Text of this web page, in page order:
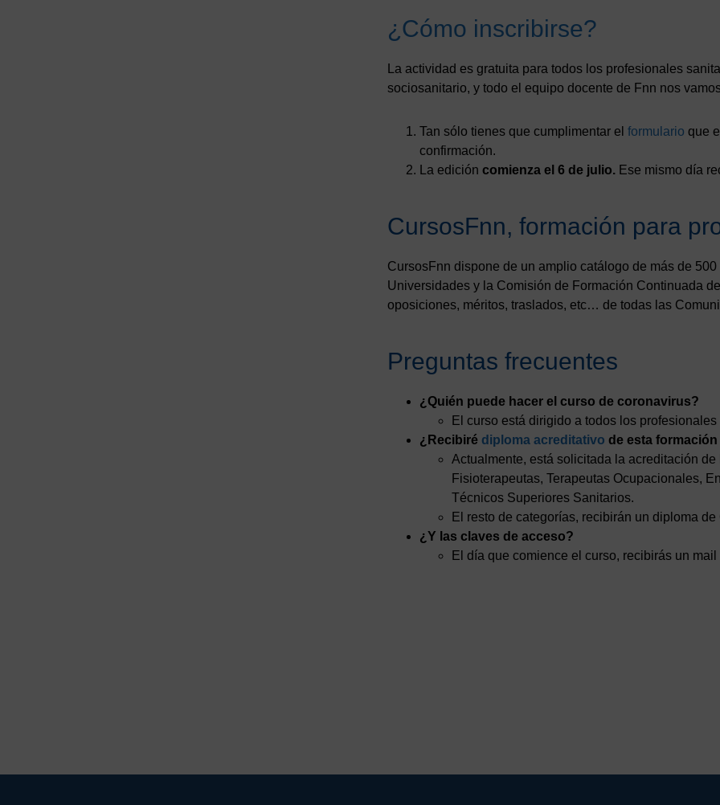
¿Cómo inscribirse?
La actividad es gratuita para todos los profesionales
sociosanitario, y todo el equipo docente de Fnn nos
Tan sólo tienes que cumplimentar el formulario que
confirmación.
La edición comienza el 6 de julio. Ese mismo día
CursosFnn, formación para
CursosFnn dispone de un amplio catálogo de más de
Universidades y la Comisión de Formación Continuada
oposiciones, méritos, traslados, etc… de todas las
Preguntas frecuentes
¿Quién puede hacer el curso de coronavirus?
El curso está dirigido a todos los profesionales
¿Recibiré diploma acreditativo de esta formación
Actualmente, está solicitada la acreditación
Fisioterapeutas, Terapeutas Ocupacionales,
Técnicos Superiores Sanitarios.
El resto de categorías, recibirán un diploma de
¿Y las claves de acceso?
El día que comience el curso, recibirás un